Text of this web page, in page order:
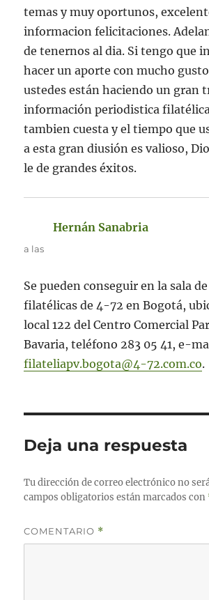
temas y muy oportunos,
informacion felicitaciones.
de tenernos al dia. Si tengo que
hacer un aporte con mucho
ustedes están haciendo un gran
información periodistica
tambien cuesta y el tiempo que
a esta gran diusión es valioso,
le de grandes éxitos.
Hernán Sanabria
a las
Se pueden conseguir en la sala
filatélicas de 4-72 en Bogotá,
local 122 del Centro Comercial
Bavaria, teléfono 283 05 41, e-
filateliapv.bogota@4-72.com.co.
Deja una respuesta
Tu dirección de correo electrónico no
campos obligatorios están marcados con
COMENTARIO *